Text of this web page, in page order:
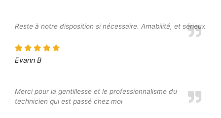
Reste à notre disposition si nécessaire. Amabilité, et sérieux
Evann B
Merci pour la gentillesse et le professionnalisme du
technicien qui est passé chez moi